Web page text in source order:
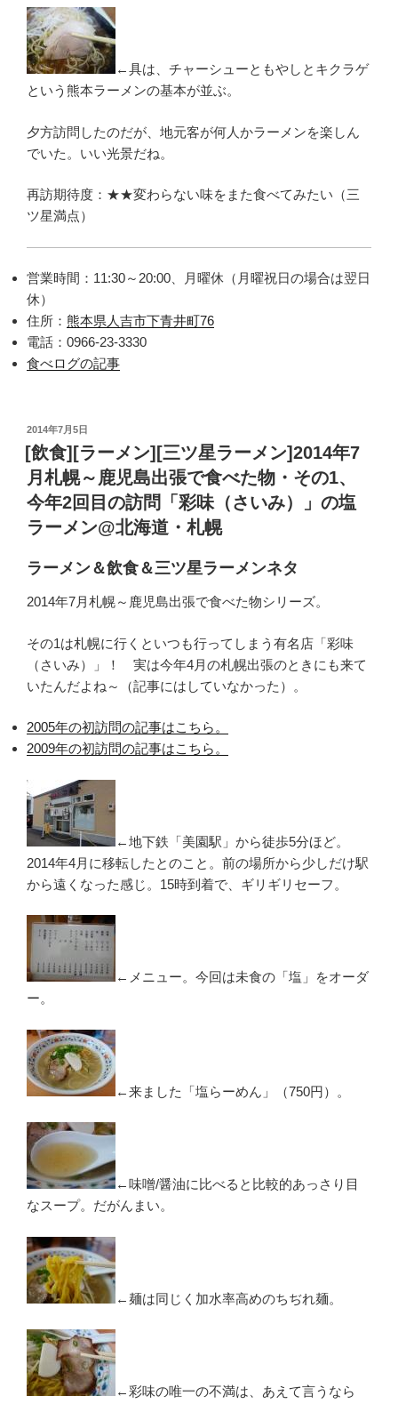
←具は、チャーシューともやしとキクラゲ
という熊本ラーメンの基本が並ぶ。
夕方訪問したのだが、地元客が何人かラーメンを楽しん
でいた。いい光景だね。
再訪期待度：★★変わらない味をまた食べてみたい（三
ツ星満点）
営業時間：11:30～20:00、月曜休（月曜祝日の場合は翌日
休）
住所： 熊本県人吉市下青井町76
電話：0966-23-3330
食べログの記事
投
稿
日:
2014年7月5日
[飲食][ラーメン][三ツ星ラーメン]2014年7
月札幌～鹿児島出張で食べた物・その1、
今年2回目の訪問「彩味（さいみ）」の塩
ラーメン@北海道・札幌
ラーメン＆飲食＆三ツ星ラーメンネタ
2014年7月札幌～鹿児島出張で食べた物シリーズ。
その1は札幌に行くといつも行ってしまう有名店「彩味
（さいみ）」！ 実は今年4月の札幌出張のときにも来て
いたんだよね～（記事にはしていなかった）。
2005年の初訪問の記事はこちら。
2009年の初訪問の記事はこちら。
←地下鉄「美園駅」から徒歩5分ほど。
2014年4月に移転したとのこと。前の場所から少しだけ駅
から遠くなった感じ。15時到着で、ギリギリセーフ。
←メニュー。今回は未食の「塩」をオーダ
ー。
←来ました「塩らーめん」（750円）。
←味噌/醤油に比べると比較的あっさり目
なスープ。だがんまい。
←麺は同じく加水率高めのちぢれ麺。
←彩味の唯一の不満は、あえて言うなら